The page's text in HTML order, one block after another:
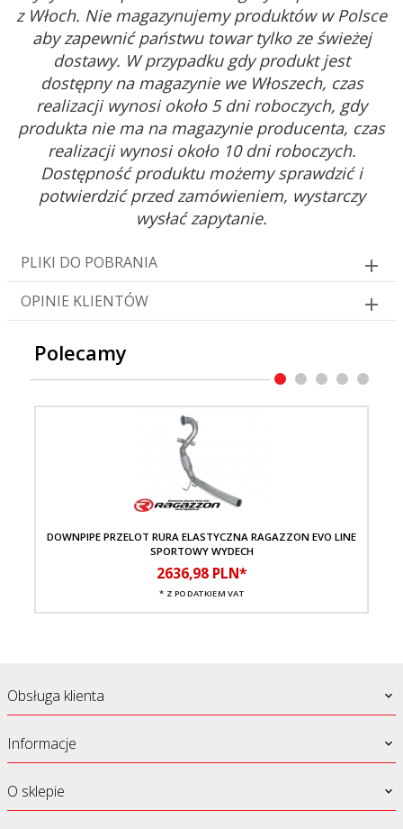
z Włoch. Nie magazynujemy produktów w Polsce
aby zapewnić państwu towar tylko ze świeżej
dostawy. W przypadku gdy produkt jest
dostępny na magazynie we Włoszech, czas
realizacji wynosi około 5 dni roboczych, gdy
produkta nie ma na magazynie producenta, czas
realizacji wynosi około 10 dni roboczych.
Dostępność produktu możemy sprawdzić i
potwierdzić przed zamówieniem, wystarczy
wysłać zapytanie.
PLIKI DO POBRANIA
OPINIE KLIENTÓW
Polecamy
DOWNPIPE PRZELOT RURA ELASTYCZNA RAGAZZON EVO LINE
SPORTOWY WYDECH
2636,98 PLN*
* Z PODATKIEM VAT
Obsługa klienta
Informacje
O sklepie